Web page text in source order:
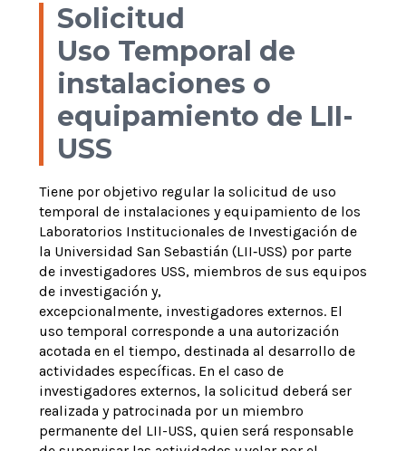
Solicitud
Uso Temporal de
instalaciones o
equipamiento de LII-
USS
Tiene por objetivo regular la solicitud de uso
temporal de instalaciones y equipamiento de los
Laboratorios Institucionales de Investigación de
la Universidad San Sebastián (LII‑USS) por parte
de investigadores USS, miembros de sus equipos
de investigación y,
excepcionalmente, investigadores externos. El
uso temporal corresponde a una autorización
acotada en el tiempo, destinada al desarrollo de
actividades específicas. En el caso de
investigadores externos, la solicitud deberá ser
realizada y patrocinada por un miembro
permanente del LII-USS, quien será responsable